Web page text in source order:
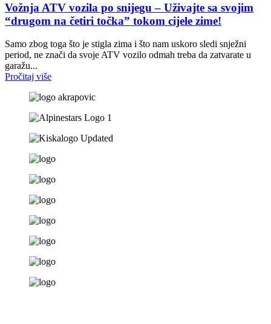
Vožnja ATV vozila po snijegu – Uživajte sa svojim
“drugom na četiri točka” tokom cijele zime!
Samo zbog toga što je stigla zima i što nam uskoro sledi snježni
period, ne znači da svoje ATV vozilo odmah treba da zatvarate u
garažu...
Pročitaj više